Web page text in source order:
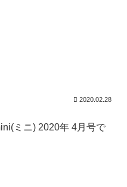
2020.02.28
ミニ) 2020年 4月号で